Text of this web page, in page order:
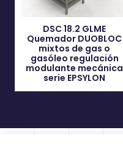
DSC 18.2 GLME
Quemador DUOBLOC
mixtos de gas o
gasóleo regulación
modulante mecánica
serie EPSYLON